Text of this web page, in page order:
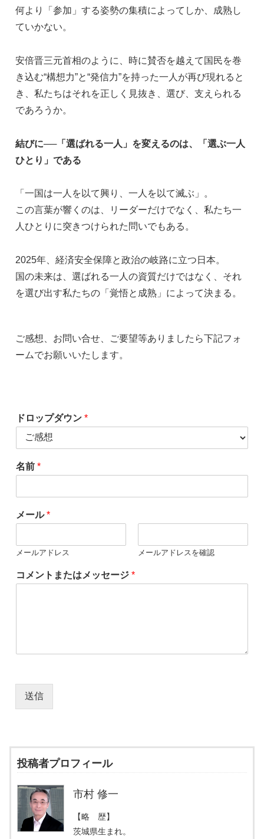
何より「参加」する姿勢の集積によってしか、成熟し
ていかない。
安倍晋三元首相のように、時に賛否を越えて国民を巻
き込む“構想力”と“発信力”を持った一人が再び現れると
き、私たちはそれを正しく見抜き、選び、支えられる
であろうか。
結びに──「選ばれる一人」を変えるのは、「選ぶ一人
ひとり」である
「一国は一人を以て興り、一人を以て滅ぶ」。
この言葉が響くのは、リーダーだけでなく、私たち一
人ひとりに突きつけられた問いでもある。
2025年、経済安全保障と政治の岐路に立つ日本。
国の未来は、選ばれる一人の資質だけではなく、それ
を選び出す私たちの「覚悟と成熟」によって決まる。
ご感想、お問い合せ、ご要望等ありましたら下記フォ
ームでお願いいたします。
ドロップダウン *
名前 *
メール*
メールアドレス メールアドレスを確認
コメントまたはメッセージ *
送信
投稿者プロフィール
市村 修一
【略 歴】
茨城県生まれ。